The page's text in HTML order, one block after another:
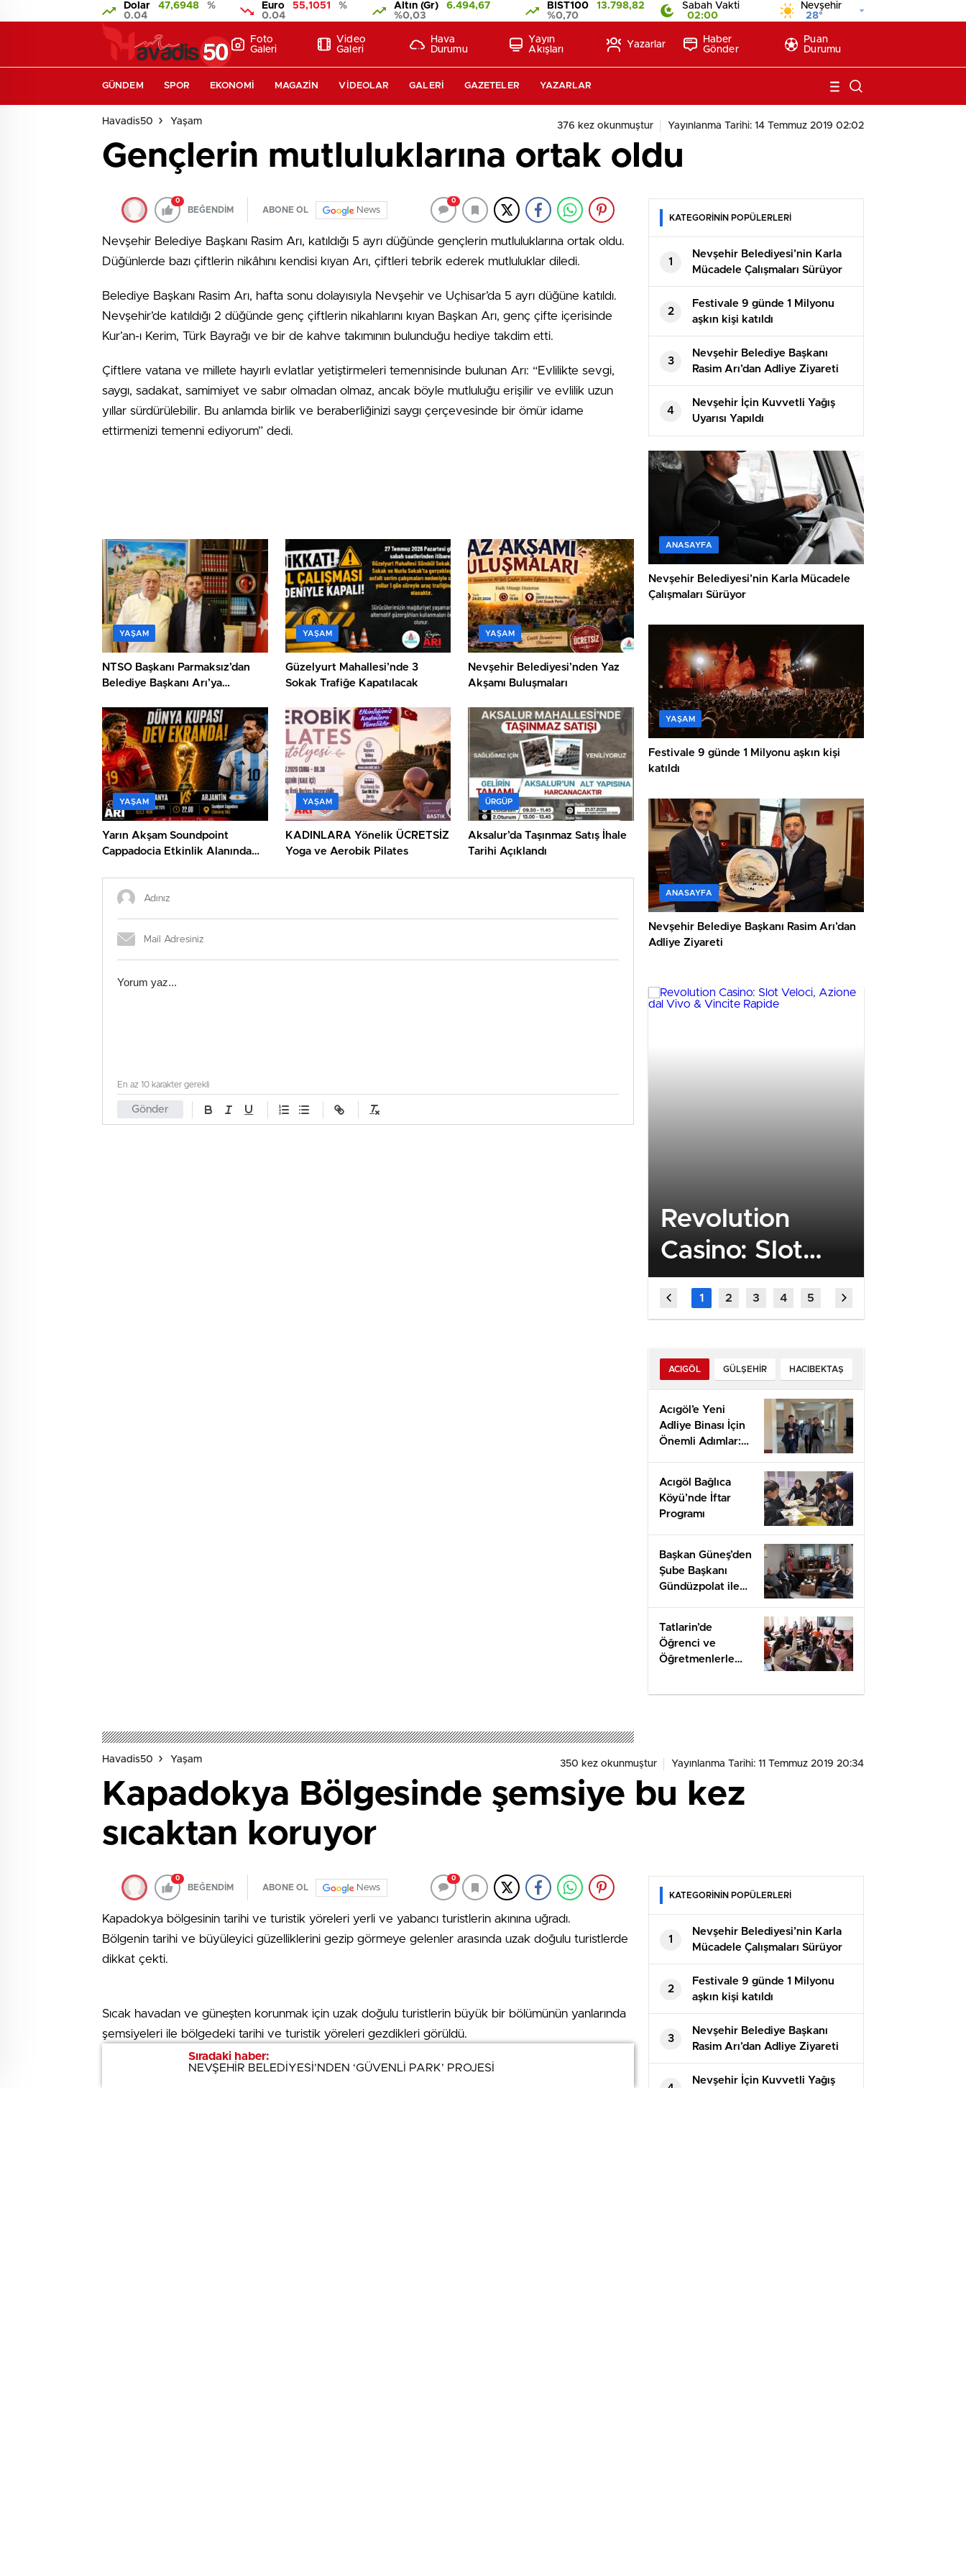
Dolar 47,6948
%
0.04
Euro 55,1051
%
0.04
Altın (Gr)
6.494,67
%0,03
BIST100
13.798,82
%0,70
Sabah Vakti
02:00
Nevşehir
28°
Foto
Galeri
Video
Galeri
Hava
Durumu
Yayın
Akışları
Yazarlar
Haber
Gönder
Puan
Durumu
GÜNDEM SPOR EKONOMI MAGAZIN VIDEOLAR GALERI GAZETELER YAZARLAR
Havadis50 Yaşam 376 kez okunmuştur Yayınlanma Tarihi: 14 Temmuz 2019 02:02
Gençlerin mutluluklarına ortak oldu
0
BEĞENDİM ABONE OL News
0
Nevşehir Belediye Başkanı Rasim Arı, katıldığı 5 ayrı düğünde gençlerin mutluluklarına ortak oldu.
Düğünlerde bazı çiftlerin nikâhını kendisi kıyan Arı, çiftleri tebrik ederek mutluluklar diledi.
Belediye Başkanı Rasim Arı, hafta sonu dolayısıyla Nevşehir ve Uçhisar’da 5 ayrı düğüne katıldı.
Nevşehir’de katıldığı 2 düğünde genç çiftlerin nikahlarını kıyan Başkan Arı, genç çifte içerisinde
Kur’an-ı Kerim, Türk Bayrağı ve bir de kahve takımının bulunduğu hediye takdim etti.
Çiftlere vatana ve millete hayırlı evlatlar yetiştirmeleri temennisinde bulunan Arı: “Evlilikte sevgi,
saygı, sadakat, samimiyet ve sabır olmadan olmaz, ancak böyle mutluluğu erişilir ve evlilik uzun
yıllar sürdürülebilir. Bu anlamda birlik ve beraberliğinizi saygı çerçevesinde bir ömür idame
ettirmenizi temenni ediyorum” dedi.
YAŞAM
NTSO Başkanı Parmaksız’dan
Belediye Başkanı Arı’ya
YAŞAM
Güzelyurt Mahallesi’nde 3
Sokak Trafiğe Kapatılacak
YAŞAM
Nevşehir Belediyesi’nden Yaz
Akşamı Buluşmaları
YAŞAM
Yarın Akşam Soundpoint
Cappadocia Etkinlik Alanında
YAŞAM
KADINLARA Yönelik ÜCRETSİZ
Yoga ve Aerobik Pilates
ÜRGÜP
Aksalur’da Taşınmaz Satış İhale
Tarihi Açıklandı
Gönder
En az 10 karakter gerekli
Sıradaki haber:
NEVŞEHİR BELEDİYESİ’NDEN ‘GÜVENLİ PARK’ PROJESİ
KATEGORİNİN POPÜLERLERİ
1
Nevşehir Belediyesi’nin Karla
Mücadele Çalışmaları Sürüyor
2
Festivale 9 günde 1 Milyonu
aşkın kişi katıldı
3
Nevşehir Belediye Başkanı
Rasim Arı’dan Adliye Ziyareti
4
Nevşehir İçin Kuvvetli Yağış
Uyarısı Yapıldı
ANASAYFA
Nevşehir Belediyesi’nin Karla Mücadele
Çalışmaları Sürüyor
YAŞAM
Festivale 9 günde 1 Milyonu aşkın kişi
katıldı
ANASAYFA
Nevşehir Belediye Başkanı Rasim Arı’dan
Adliye Ziyareti
Revolution
Casino: Slot
Veloci, Azione
dal Vivo &
ACIGÖL GÜLŞEHIR HACIBEKTAŞ
Acıgöl’e Yeni
Adliye Binası İçin
Önemli Adımlar:
Değerlendirmesi
Acıgöl Bağlıca
Köyü’nde İftar
Programı
Başkan Güneş’den
Şube Başkanı
Gündüzpolat ile
Tatlarin’de
Öğrenci ve
Öğretmenlerle
Havadis50 Yaşam 350 kez okunmuştur Yayınlanma Tarihi: 11 Temmuz 2019 20:34
Kapadokya Bölgesinde şemsiye bu kez
sıcaktan koruyor
0
BEĞENDİM ABONE OL News
0
Kapadokya bölgesinin tarihi ve turistik yöreleri yerli ve yabancı turistlerin akınına uğradı.
Bölgenin tarihi ve büyüleyici güzelliklerini gezip görmeye gelenler arasında uzak doğulu turistlerde
dikkat çekti.
Sıcak havadan ve güneşten korunmak için uzak doğulu turistlerin büyük bir bölümünün yanlarında
şemsiyeleri ile bölgedeki tarihi ve turistik yöreleri gezdikleri görüldü.
Bu durum genelde yağışlı havalarda kullanılan şemsiyelerin güneşten korunmak için de kullanıldığını
Sıradaki haber:
NEVŞEHİR BELEDİYESİ’NDEN ‘GÜVENLİ PARK’ PROJESİ
KATEGORİNİN POPÜLERLERİ
1
Nevşehir Belediyesi’nin Karla
Mücadele Çalışmaları Sürüyor
2
Festivale 9 günde 1 Milyonu
aşkın kişi katıldı
3
Nevşehir Belediye Başkanı
Rasim Arı’dan Adliye Ziyareti
4
Nevşehir İçin Kuvvetli Yağış